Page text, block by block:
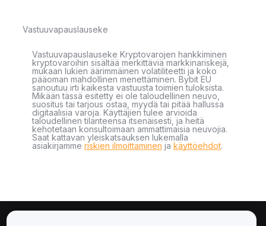
Vastuuvapauslauseke
Vastuuvapauslauseke Kryptovarojen hankkiminen
kryptovaroihin sisältää merkittäviä markkinariskejä,
mukaan lukien äärimmäinen volatiliteetti ja koko
pääoman mahdollinen menettäminen. Bybit EU
sanoutuu irti kaikesta vastuusta toimien tuloksista.
Mikään tässä esitetty ei ole taloudellinen neuvo,
suositus tai tarjous ostaa, myydä tai pitää hallussa
digitaalisia varoja. Käyttäjien tulee arvioida
taloudellinen tilanteensa itsenäisesti, ja heitä
kehotetaan konsultoimaan ammattimaisia neuvojia.
Saat kattavan yleiskatsauksen lukemalla
asiakirjamme riskien ilmoittaminen ja käyttöehdot.